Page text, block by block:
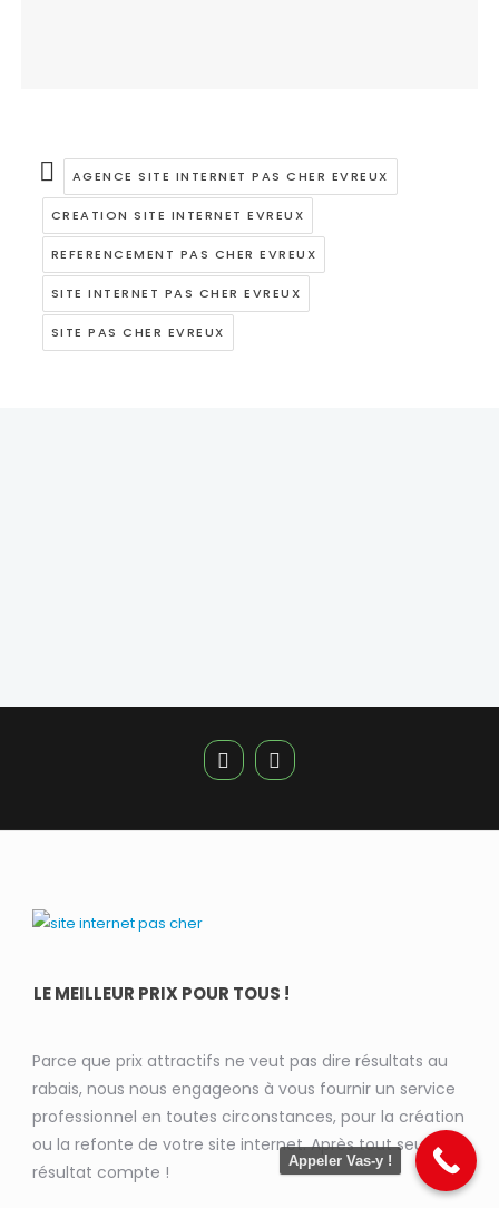
AGENCE SITE INTERNET PAS CHER EVREUX
CREATION SITE INTERNET EVREUX
REFERENCEMENT PAS CHER EVREUX
SITE INTERNET PAS CHER EVREUX
SITE PAS CHER EVREUX
LE MEILLEUR PRIX POUR TOUS !
Parce que prix attractifs ne veut pas dire résultats au
rabais, nous nous engageons à vous fournir un service
professionnel en toutes circonstances, pour la création
ou la refonte de votre site internet. Après tout seul le
résultat compte !
Appeler Vas-y !